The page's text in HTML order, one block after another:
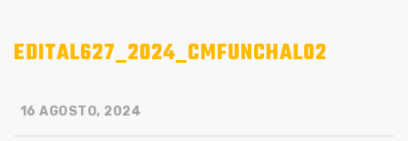
EDITAL627_2024_CMFUNCHAL02
16 AGOSTO, 2024